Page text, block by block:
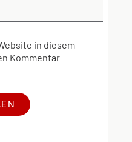
in diesem
Kommentar